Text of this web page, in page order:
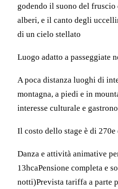
godendo il suono del
alberi, e il canto degli
di un cielo stellato
Luogo adatto a passeggiate
A poca distanza luoghi di
montagna, a piedi e in
interesse culturale e
Il costo dello stage è di 270e
Danza e attività animative
13hcaPensione completa e
notti)Prevista tariffa a parte